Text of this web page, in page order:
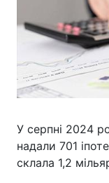
У серпні 2024
надали 701
склала 1,2